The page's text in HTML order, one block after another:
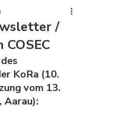
/
KoRa (10.
vom 13.
Aarau):